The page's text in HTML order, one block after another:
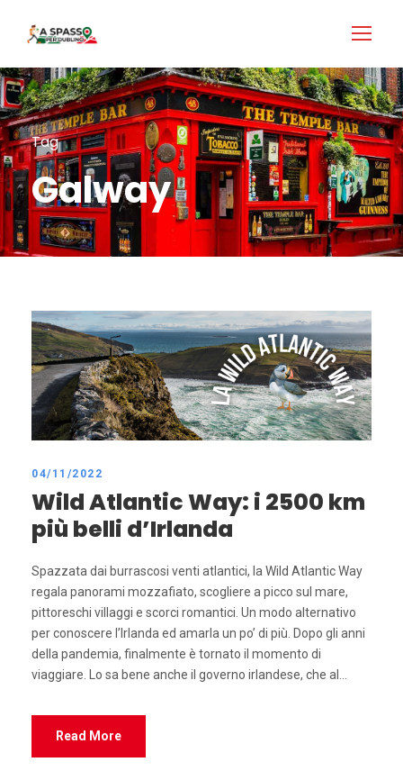
Tag
Galway
04/11/2022
Wild Atlantic Way: i 2500 km
più belli d’Irlanda
Spazzata dai burrascosi venti atlantici, la Wild Atlantic Way
regala panorami mozzafiato, scogliere a picco sul mare,
pittoreschi villaggi e scorci romantici. Un modo alternativo
per conoscere l’Irlanda ed amarla un po’ di più. Dopo gli anni
della pandemia, finalmente è tornato il momento di
viaggiare. Lo sa bene anche il governo irlandese, che al...
Read More